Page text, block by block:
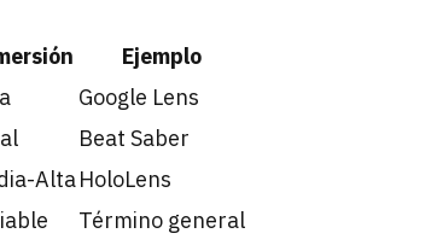
Ejemplo
Google Lens
Beat Saber
AltaHoloLens
Término general